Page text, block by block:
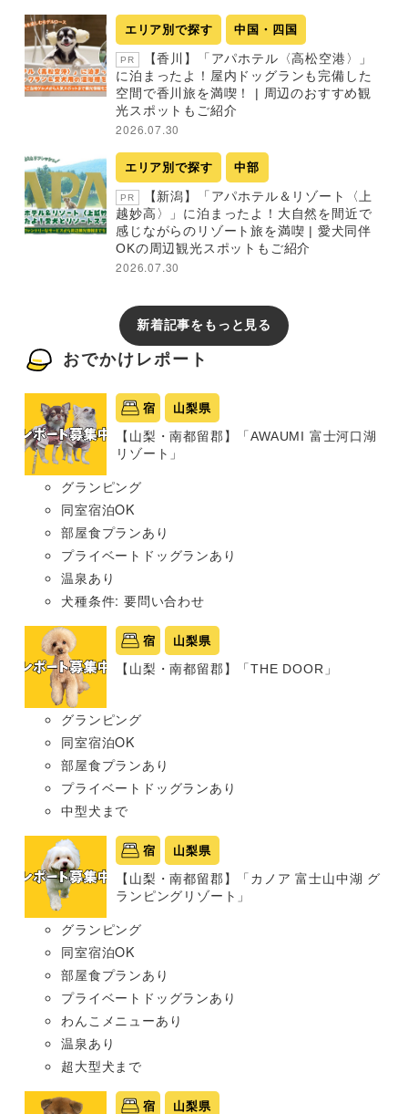
エリア別で探す 中国・四国
PR
【香川】「アパホテル〈高松空港〉」
に泊まったよ！屋内ドッグランも完備した
空間で香川旅を満喫！ | 周辺のおすすめ観
光スポットもご紹介
2026.07.30
エリア別で探す 中部
PR
【新潟】「アパホテル＆リゾート〈上
越妙高〉」に泊まったよ！大自然を間近で
感じながらのリゾート旅を満喫 | 愛犬同伴
OKの周辺観光スポットもご紹介
2026.07.30
新着記事をもっと見る
おでかけレポート
宿 山梨県
【山梨・南都留郡】「AWAUMI 富士河口湖
リゾート」
グランピング
同室宿泊OK
部屋食プランあり
プライベートドッグランあり
温泉あり
犬種条件: 要問い合わせ
宿 山梨県
【山梨・南都留郡】「THE DOOR」
グランピング
同室宿泊OK
部屋食プランあり
プライベートドッグランあり
中型犬まで
宿 山梨県
【山梨・南都留郡】「カノア 富士山中湖 グ
ランピングリゾート」
グランピング
同室宿泊OK
部屋食プランあり
プライベートドッグランあり
わんこメニューあり
温泉あり
超大型犬まで
宿 山梨県